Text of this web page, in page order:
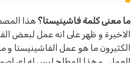
ما معنى كلمة فاشينيستا؟ هذا
الاخيرة و ظهر على انه عمل لبعض
الكثيرون ما هو عمل الفاشينيستا و